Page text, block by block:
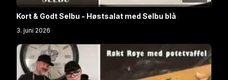
Kort & Godt Selbu - Høstsalat med Selbu blå
3. juni 2026